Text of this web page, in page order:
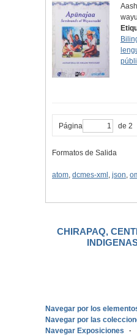
Página de 2
Formatos de Salida
atom, dcmes-xml , json,
CHIRAPAQ,
Navegar por los
Navegar por las
Navegar Exposiciones